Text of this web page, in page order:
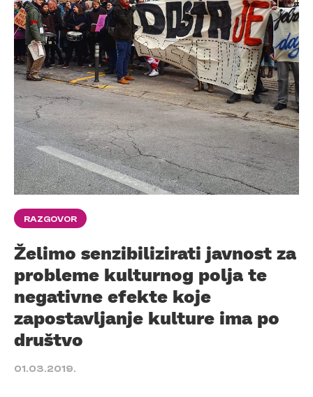
RAZGOVOR
Želimo senzibilizirati javnost za
probleme kulturnog polja te
negativne efekte koje
zapostavljanje kulture ima po
društvo
01.03.2019.